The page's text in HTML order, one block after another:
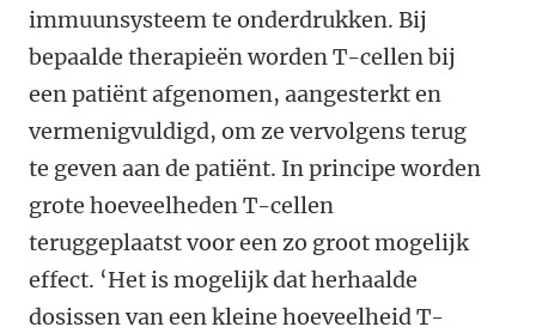
immuunsysteem te onderdrukken. Bij
bepaalde therapieën worden T-cellen bij
een patiënt afgenomen, aangesterkt en
vermenigvuldigd, om ze vervolgens terug
te geven aan de patiënt. In principe worden
grote hoeveelheden T-cellen
teruggeplaatst voor een zo groot mogelijk
effect. ‘Het is mogelijk dat herhaalde
dosissen van een kleine hoeveelheid T-